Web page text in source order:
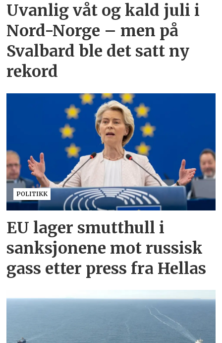
Uvanlig våt og kald juli i
Nord-Norge – men på
Svalbard ble det satt ny
rekord
POLITIKK
EU lager smutthull i
sanksjonene mot russisk
gass etter press fra Hellas